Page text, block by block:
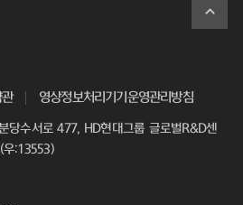
영상정보처리기기운영관리방침
당수서로 477, HD현대그룹 글로벌R&D센
우:13553)